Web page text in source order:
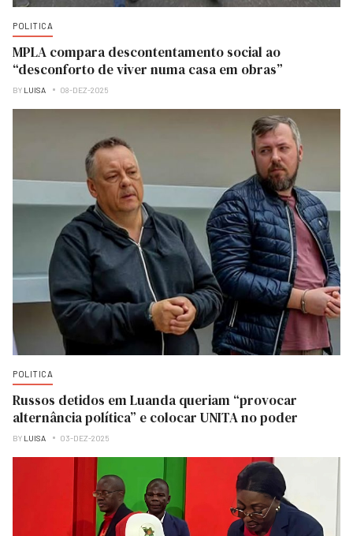
POLITICA
MPLA compara descontentamento social ao
“desconforto de viver numa casa em obras”
BY LUISA 08-DEZ-2025
POLITICA
Russos detidos em Luanda queriam “provocar
alternância política” e colocar UNITA no poder
BY LUISA 03-DEZ-2025